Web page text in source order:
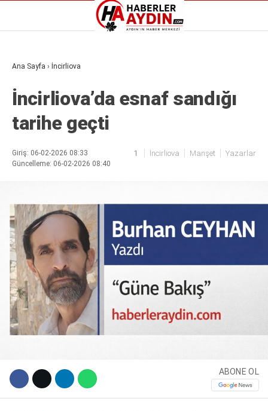
Aydın Sinema salonları
Künye
Süper Lig Puan Durumu
Aydın Haberleri
Aydın nöbetçi eczaneler
Aydın Sinema salonları
Döviz Kurları
İletişim
Künye
Ana Sayfa › İncirliova
İncirliova’da esnaf sandığı
tarihe geçti
Giriş: 06-02-2026 08:33
Güncelleme: 06-02-2026 08:40
1 İncirliova Manşet Yazarlar
ABONE OL